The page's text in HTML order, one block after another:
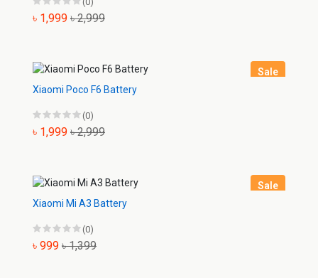
৳ 1,999 ৳ 2,999
Sale
Xiaomi Poco F6 Battery
(0)
৳ 1,999 ৳ 2,999
Sale
Xiaomi Mi A3 Battery
(0)
৳ 999 ৳ 1,399